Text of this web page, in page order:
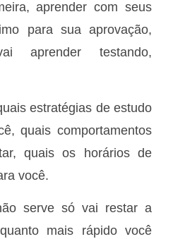
aprender com seus
para sua aprovação,
aprender testando,
estratégias de estudo
quais comportamentos
quais os horários de
você.
serve só vai restar a
mais rápido você